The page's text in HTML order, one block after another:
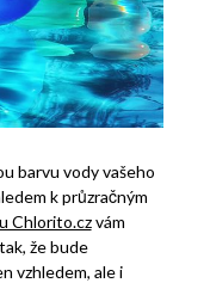
barvu vody vašeho
k průzračným
Chlorito.czvám
že bude
vzhledem, ale i